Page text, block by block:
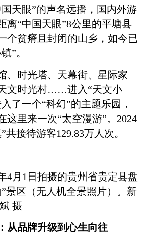
眼”的声名远播，国内外游
离“中国天眼”8公里的平塘县
个贫瘠且封闭的山乡，如今已
”。
时光塔、天幕街、星际家
文时光村……进入“天文小
了一个“科幻”的主题乐园，
这里来一次“太空漫游”。2024
共接待游客129.83万人次。
月1日拍摄的贵州省贵定县盘
景区（无人机全景照片）。新
摄
品牌升级到心生向往